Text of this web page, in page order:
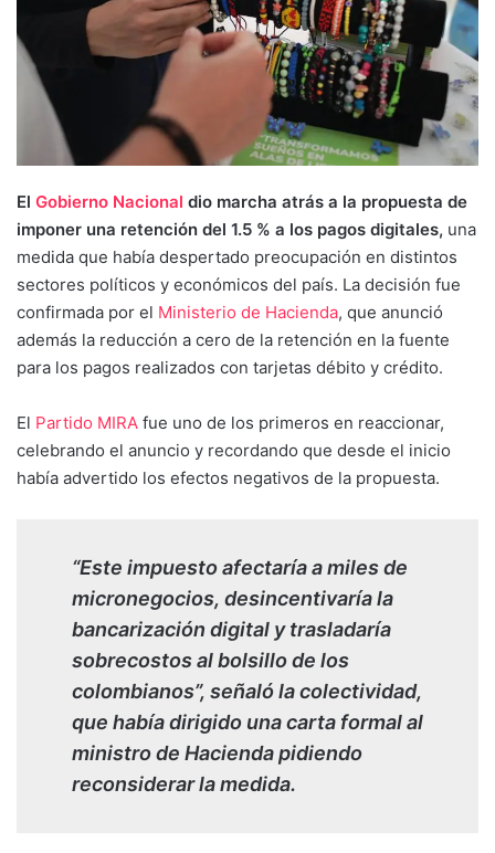
El Gobierno Nacional dio marcha atrás a la propuesta de
imponer una retención del 1.5 % a los pagos digitales, una
medida que había despertado preocupación en distintos
sectores políticos y económicos del país. La decisión fue
confirmada por el Ministerio de Hacienda, que anunció
además la reducción a cero de la retención en la fuente
para los pagos realizados con tarjetas débito y crédito.
El Partido MIRA fue uno de los primeros en reaccionar,
celebrando el anuncio y recordando que desde el inicio
había advertido los efectos negativos de la propuesta.
“Este impuesto afectaría a miles de
micronegocios, desincentivaría la
bancarización digital y trasladaría
sobrecostos al bolsillo de los
colombianos”, señaló la colectividad,
que había dirigido una carta formal al
ministro de Hacienda pidiendo
reconsiderar la medida.